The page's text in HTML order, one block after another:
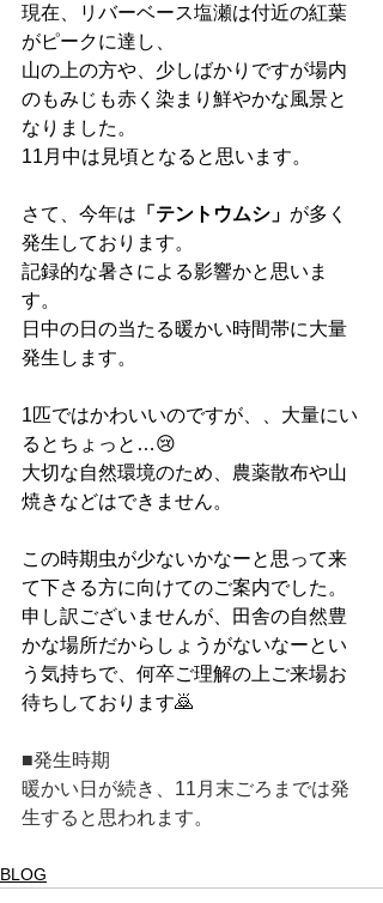
現在、リバーベース塩瀬は付近の紅葉
がピークに達し、
山の上の方や、少しばかりですが場内
のもみじも赤く染まり鮮やかな風景と
なりました。
11月中は見頃となると思います。
さて、今年は 「テントウムシ」 が多く
発生しております。
記録的な暑さによる影響かと思いま
す。
日中の日の当たる暖かい時間帯に大量
発生します。
1匹ではかわいいのですが、、大量にい
るとちょっと…😢
大切な自然環境のため、農薬散布や山
焼きなどはできません。
この時期虫が少ないかなーと思って来
て下さる方に向けてのご案内でした。
申し訳ございませんが、田舎の自然豊
かな場所だからしょうがないなーとい
う気持ちで、何卒ご理解の上ご来場お
待ちしております🙇
■発生時期
暖かい日が続き、11月末ごろまでは発
生すると思われます。
BLOG